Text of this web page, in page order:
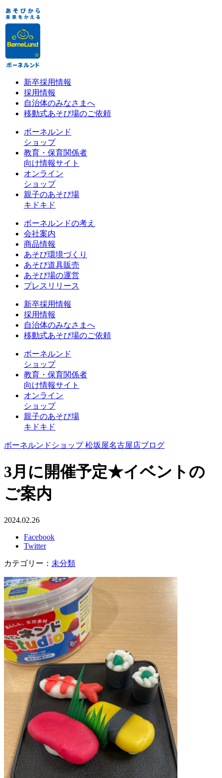
新卒採用情報
採用情報
自治体のみなさまへ
移動式あそび場のご依頼
ボーネルンド
ショップ
教育・保育関係者
向け情報サイト
オンライン
ショップ
親子のあそび場
キドキド
ボーネルンドの考え
会社案内
商品情報
あそび環境づくり
あそび道具販売
あそび場の運営
プレスリリース
新卒採用情報
採用情報
自治体のみなさまへ
移動式あそび場のご依頼
ボーネルンド
ショップ
教育・保育関係者
向け情報サイト
オンライン
ショップ
親子のあそび場
キドキド
ボーネルンドショップ 松坂屋名古屋店ブログ
3月に開催予定★イベントの
ご案内
2024.02.26
Facebook
Twitter
カテゴリー： 未分類